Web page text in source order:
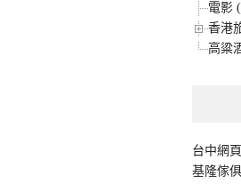
電影
香港
高粱
台中網
基隆傢俱